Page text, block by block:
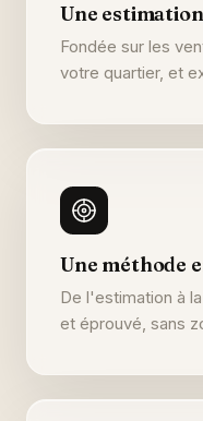
Une
Fondée sur les
votre quartier, et
Une méthode
De l'estimation à
et éprouvé, sans